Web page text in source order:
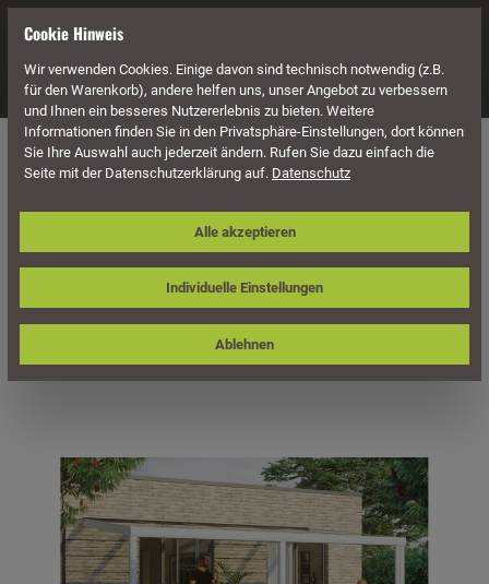
Navigation
Überdachung Terrassenüberdachungen
Skan Holz Aluminium-
Terrassenüberdachung Garda 541 x
257 cm, weiß, Doppelstegplatten
Bildergalerie überspringen
Cookie Hinweis
Wir verwenden Cookies. Einige davon sind technisch notwendig (z.B.
für den Warenkorb), andere helfen uns, unser Angebot zu verbessern
und Ihnen ein besseres Nutzererlebnis zu bieten. Weitere
Informationen finden Sie in den Privatsphäre-Einstellungen, dort können
Sie Ihre Auswahl auch jederzeit ändern. Rufen Sie dazu einfach die
Seite mit der Datenschutzerklärung auf. Datenschutz
Individuelle Einstellungen
Ablehnen
Alle akzeptieren